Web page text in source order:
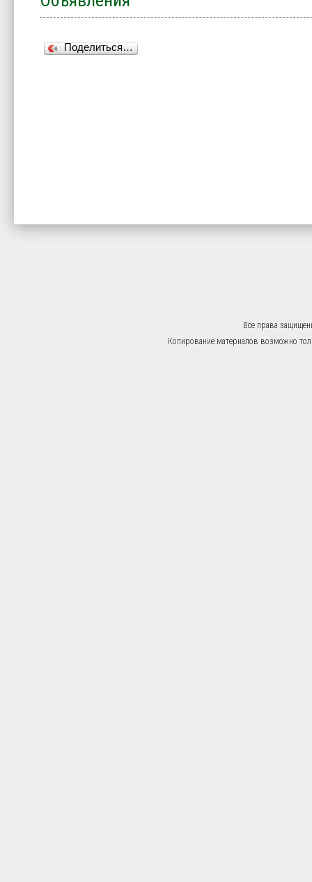
Поделиться…
Все права
Копирование материалов возможно